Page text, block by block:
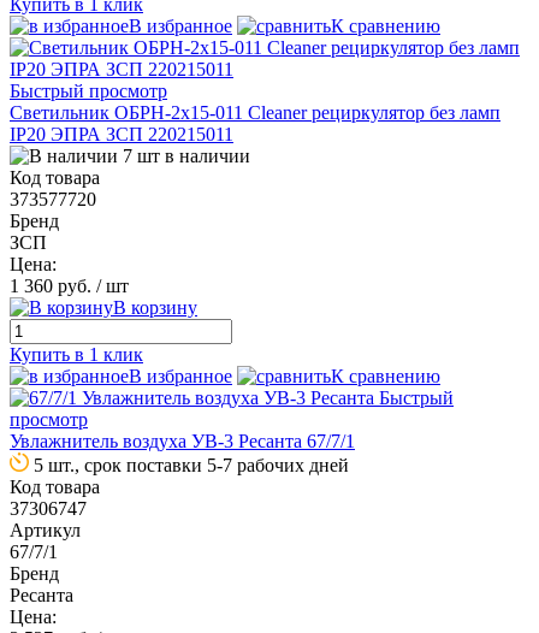
В избранное
К сравнению
Быстрый просмотр
Светильник ОБРН-2х15-011 Cleaner рециркулятор без ламп
IP20 ЭПРА ЗСП 220215011
7 шт в наличии
Код товара
373577720
Бренд
ЗСП
Цена:
1 360 руб. / шт
В корзину
Купить в 1 клик
В избранное
К сравнению
Быстрый
просмотр
Увлажнитель воздуха УВ-3 Ресанта 67/7/1
5 шт., срок поставки 5-7 рабочих дней
Код товара
37306747
Артикул
67/7/1
Бренд
Ресанта
Цена: